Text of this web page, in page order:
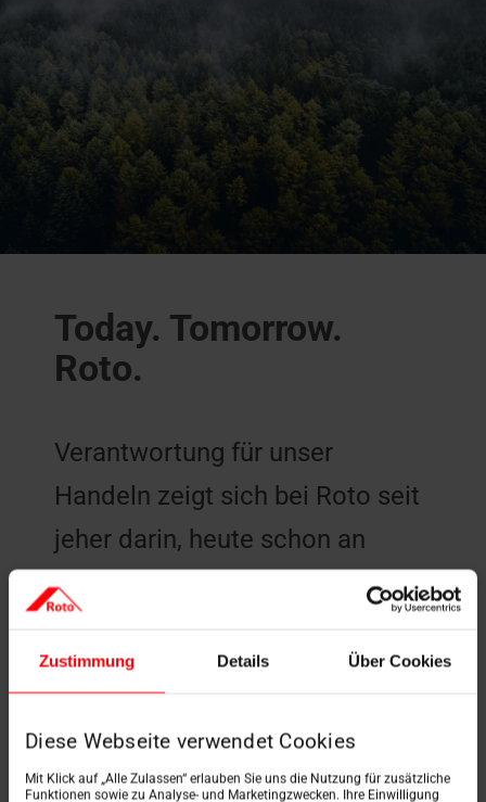
Zustimmung Details Über Cookies
Diese Webseite verwendet Cookies
Mit Klick auf „Alle Zulassen“ erlauben Sie uns die Nutzung für zusätzliche
Funktionen sowie zu Analyse- und Marketingzwecken. Ihre Einwilligung
Today. Tomorrow.
Roto.
Verantwortung für unser
Handeln zeigt sich bei Roto seit
jeher darin, heute schon an
morgen zu denken. Erfahren Sie,
Today.Tomorrow.Roto.